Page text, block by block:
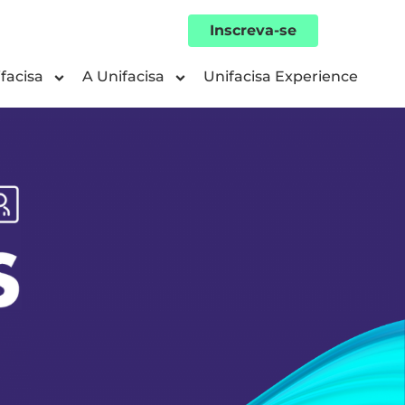
Inscreva-se
A Unifacisa Unifacisa Experience